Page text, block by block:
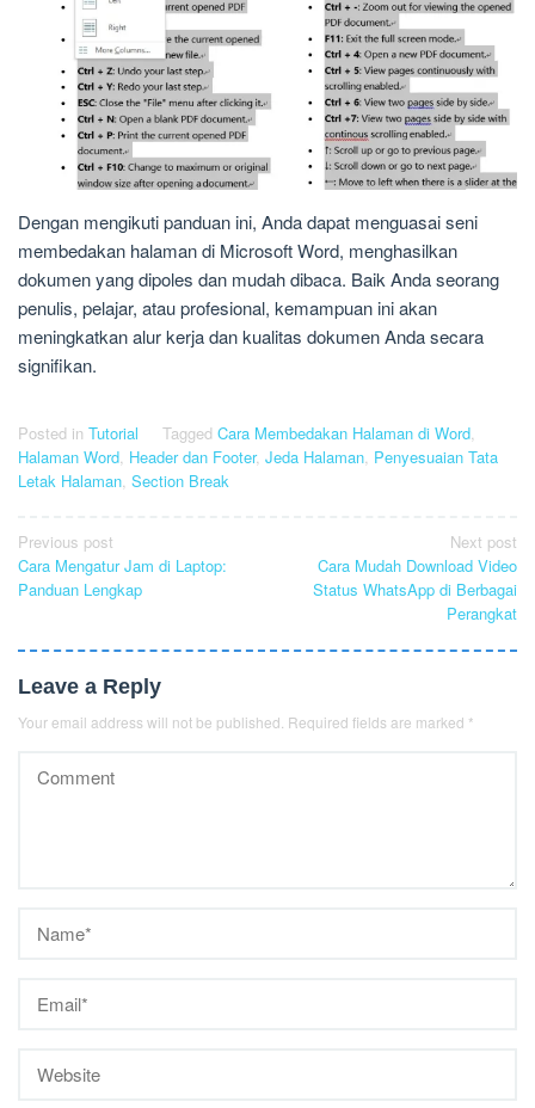
Dengan mengikuti panduan ini, Anda dapat menguasai seni
membedakan halaman di Microsoft Word, menghasilkan
dokumen yang dipoles dan mudah dibaca. Baik Anda seorang
penulis, pelajar, atau profesional, kemampuan ini akan
meningkatkan alur kerja dan kualitas dokumen Anda secara
signifikan.
Posted in Tutorial Tagged Cara Membedakan Halaman di Word,
Halaman Word, Header dan Footer, Jeda Halaman, Penyesuaian Tata
Letak Halaman, Section Break
Post
navigation
Previous post
Cara Mengatur Jam di Laptop:
Panduan Lengkap
Next post
Cara Mudah Download Video
Status WhatsApp di Berbagai
Perangkat
Leave a Reply
Your email address will not be published. Required fields are marked *